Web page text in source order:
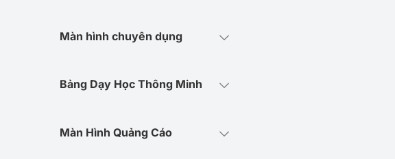
Màn hình chuyên dụng
Bảng Dạy Học Thông Minh
Màn Hình Quảng Cáo